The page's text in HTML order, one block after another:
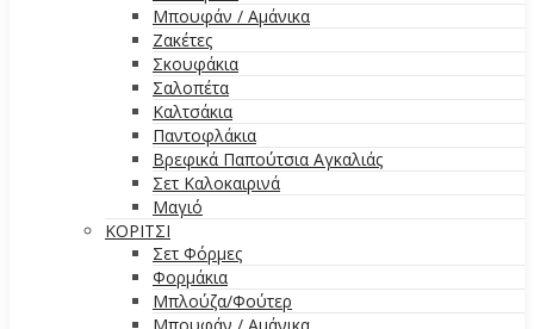
Μπουφάν / Αμάνικα
Ζακέτες
Σκουφάκια
Σαλοπέτα
Καλτσάκια
Παντοφλάκια
Βρεφικά Παπούτσια Αγκαλιάς
Σετ Καλοκαιρινά
Μαγιό
ΚΟΡΙΤΣΙ
Σετ Φόρμες
Φορμάκια
Μπλούζα/Φούτερ